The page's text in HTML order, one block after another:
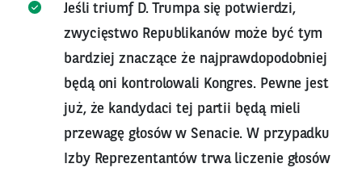
Jeśli triumf D. Trumpa się potwierdzi,
zwycięstwo Republikanów może być tym
bardziej znaczące że najprawdopodobniej
będą oni kontrolowali Kongres. Pewne jest
już, że kandydaci tej partii będą mieli
przewagę głosów w Senacie. W przypadku
Izby Reprezentantów trwa liczenie głosów